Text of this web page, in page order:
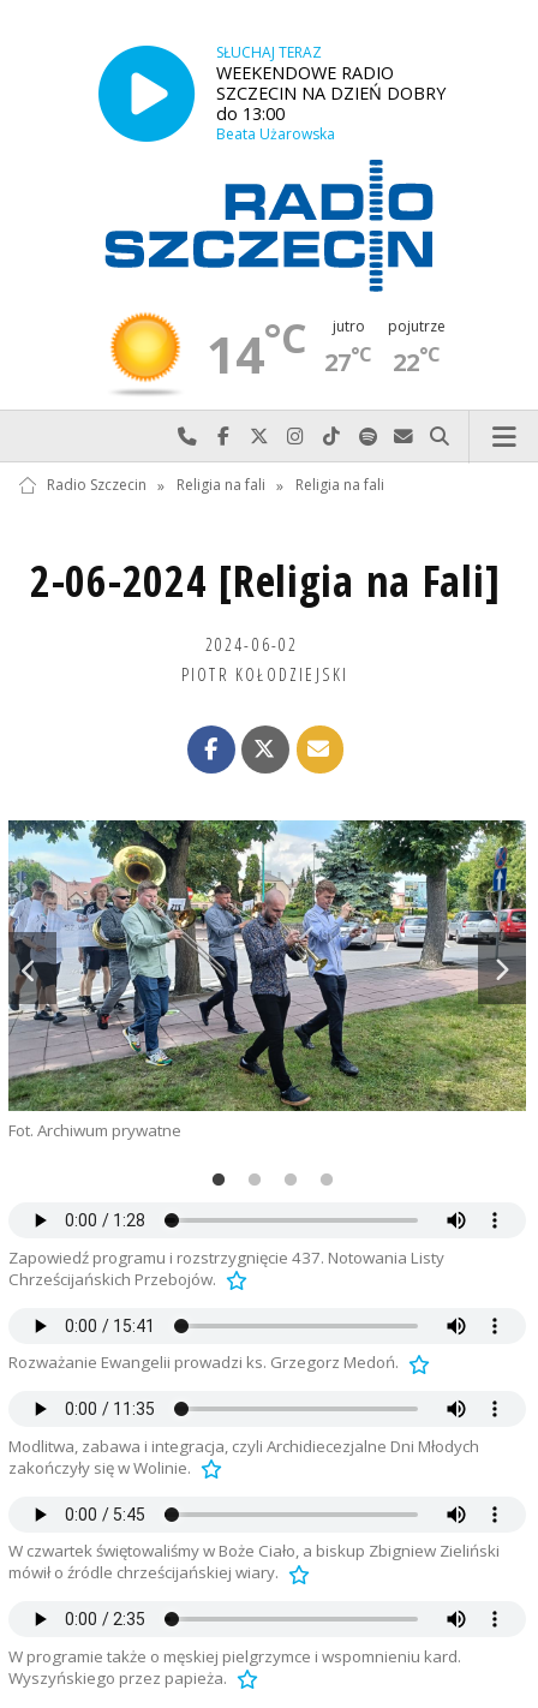
SŁUCHAJ TERAZ
WEEKENDOWE RADIO
SZCZECIN NA DZIEŃ DOBRY
do 13:00
Beata Użarowska
14°C jutro
27°C
pojutrze
22°C
Najlepiej po prostu do nas zadzwoń
Odwiedź nas na Facebook-u
Odwiedź nas na X
Odwiedź nas na Instagram-ie
Odwiedź nas na TikTok-u
Szukaj nas na Spotify
Wyślij do nas
Szukaj
Radio Szczecin » Religia na fali » Religia na fali
2-06-2024 [Religia na Fali]
2024-06-02
PIOTR KOŁODZIEJSKI
Fot. Archiwum prywatne
Zapowiedź programu i rozstrzygnięcie 437. Notowania Listy
Chrześcijańskich Przebojów.
Rozważanie Ewangelii prowadzi ks. Grzegorz Medoń.
Modlitwa, zabawa i integracja, czyli Archidiecezjalne Dni Młodych
zakończyły się w Wolinie.
W czwartek świętowaliśmy w Boże Ciało, a biskup Zbigniew Zieliński
mówił o źródle chrześcijańskiej wiary.
W programie także o męskiej pielgrzymce i wspomnieniu kard.
Wyszyńskiego przez papieża.